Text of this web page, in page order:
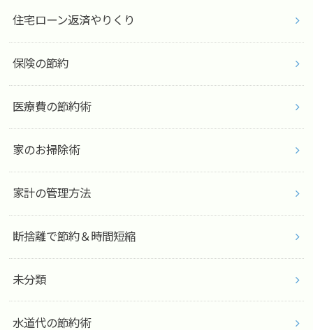
住宅ローン返済やりくり
保険の節約
医療費の節約術
家のお掃除術
家計の管理方法
断捨離で節約＆時間短縮
未分類
水道代の節約術